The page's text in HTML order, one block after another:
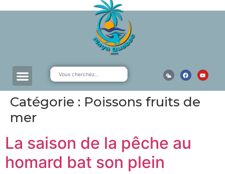
Catégorie : Poissons fruits de
mer
La saison de la pêche au
homard bat son plein